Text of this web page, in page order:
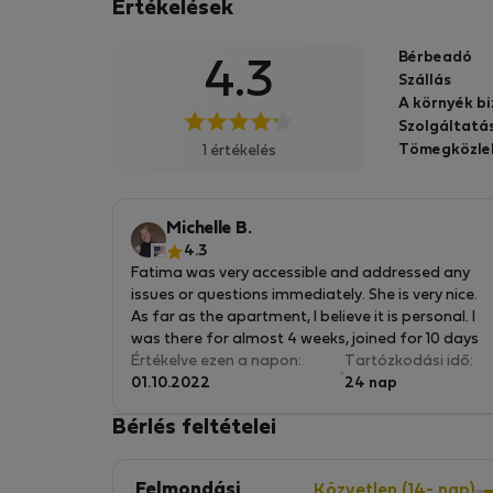
para alugueres de média/longa duração
que no alojamento local.
Értékelések
4.3
1 értékelés
Bérbeadó
Szállás
A környék
Michelle B.
4.3
Fatima was very accessible and addressed any
issues or questions immediately. She is very nice.
As far as the apartment, I believe it is personal. I
was there for almost 4 weeks, joined for 10 days
by a friend. It is fortunate that the unit has 3
bedrooms because, as far as we were concerned,
was a lovely room to hang out in during the day
Értékelve ezen a napon:
01.10.2022
Tartózkodási idő:
24 nap
Bérlés feltételei